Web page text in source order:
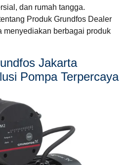
dan rumah tangga.
Produk Grundfos Dealer
menyediakan berbagai produk
Jakarta
Pompa Terpercaya